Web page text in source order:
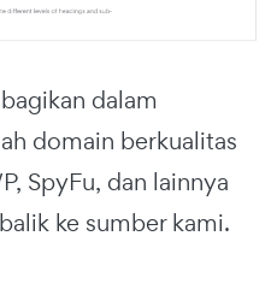
dalam
domain berkualitas
SpyFu, dan lainnya
ke sumber kami.